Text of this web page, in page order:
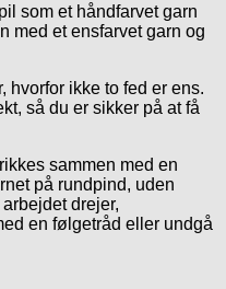
som et håndfarvet garn
med et ensfarvet garn og
hvorfor ikke to fed er ens.
så du er sikker på at få
sammen med en
på rundpind, uden
drejer,
en følgetråd eller undgå